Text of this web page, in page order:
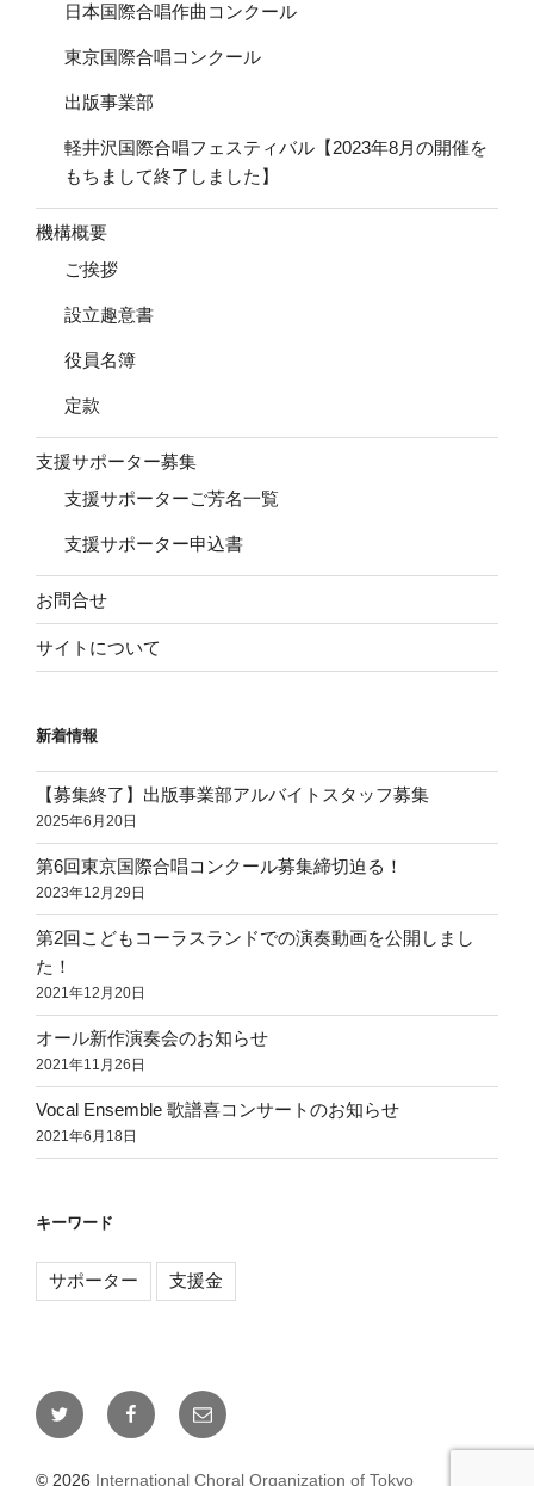
日本国際合唱作曲コンクール
東京国際合唱コンクール
出版事業部
軽井沢国際合唱フェスティバル【2023年8月の開催を
もちまして終了しました】
機構概要
ご挨拶
設立趣意書
役員名簿
定款
支援サポーター募集
支援サポーターご芳名一覧
支援サポーター申込書
お問合せ
サイトについて
新着情報
【募集終了】出版事業部アルバイトスタッフ募集
2025年6月20日
第6回東京国際合唱コンクール募集締切迫る！
2023年12月29日
第2回こどもコーラスランドでの演奏動画を公開しまし
た！
2021年12月20日
オール新作演奏会のお知らせ
2021年11月26日
Vocal Ensemble 歌譜喜コンサートのお知らせ
2021年6月18日
キーワード
サポーター 支援金
Twitter Facebook
メ
ー
© 2026 International Choral Organization of Tokyo